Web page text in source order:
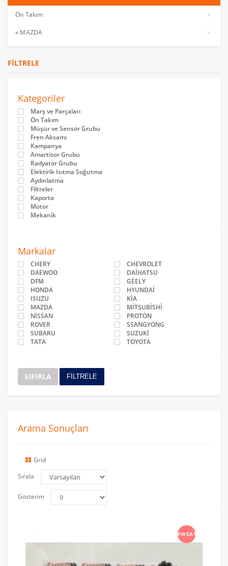
Ön Takım
« MAZDA
FILTRELE
Kategoriler
Marş ve Parçaları
Ön Takım
Müşür ve Sensör Grubu
Fren Aksamı
Kampanya
Amartisor Grubu
Radyatör Grubu
Elektirik Isıtma Soğutma
Aydınlatma
Filtreler
Kaporta
Motor
Mekanik
Markalar
CHERY
CHEVROLET
DAEWOO
DAİHATSU
DFM
GEELY
HONDA
HYUNDAİ
ISUZU
KİA
MAZDA
MİTSUBİSHİ
NİSSAN
PROTON
ROVER
SSANGYONG
SUBARU
SUZUKİ
TATA
TOYOTA
SIFIRLA FİLTRELE
Arama Sonuçları
Grid
Sırala
Gösterim
FIRSAT